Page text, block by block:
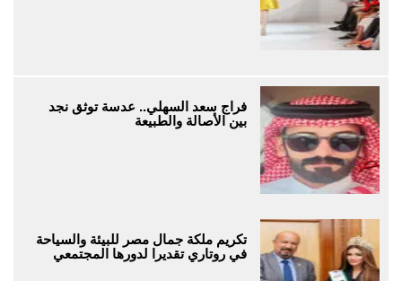
فراج سعد السهلي.. عدسة توثق نجد
بين الأصالة والطبيعة
تكريم ملكة جمال مصر للبيئة والسياحة
في روتاري تقديرا لدورها المجتمعي